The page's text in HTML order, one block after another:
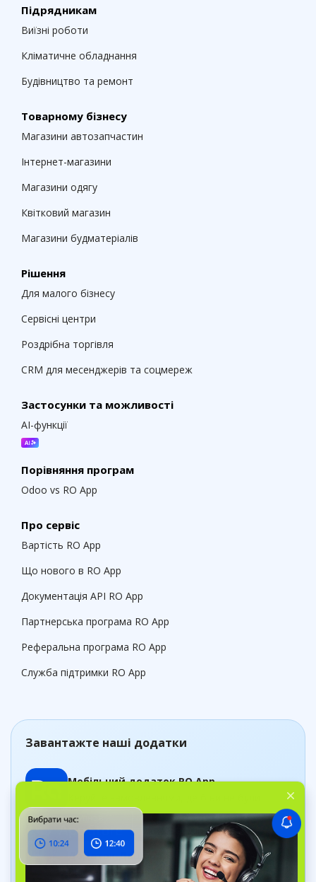
Підрядникам
Виїзні роботи
Кліматичне обладнання
Будівництво та ремонт
Товарному бізнесу
Магазини автозапчастин
Інтернет-магазини
Магазини одягу
Квітковий магазин
Магазини будматеріалів
Рішення
Для малого бізнесу
Сервісні центри
Роздрібна торгівля
CRM для месенджерів та соцмереж
Застосунки та можливості
AI-функції
Порівняння програм
Odoo vs RO App
Про сервіс
Вартість RO App
Що нового в RO App
Документація API RO App
Партнерська програма RO App
Реферальна програма RO App
Служба підтримки RO App
Завантажте наші додатки
Мобільний додаток RO App
Додаток Дашборд
Відстежуйте стан бізнесу в реальному часі